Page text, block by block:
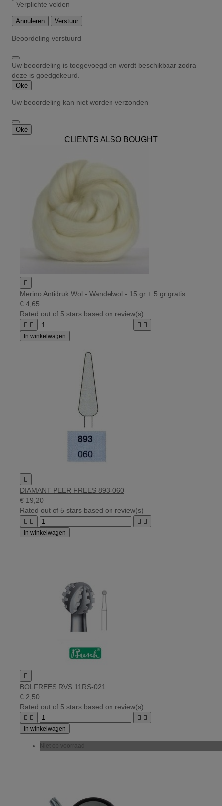
* Verplichte velden
Annuleren Verstuur
Beoordeling verstuurd
Uw beoordeling is toegevoegd en wordt beschikbaar zodra
deze is goedgekeurd.
Oké
Uw beoordeling kan niet worden verzonden
Oké
CLIENTS ALSO BOUGHT

Merino Antidruk Wol - Wandelwol - 15 gr + 5 gr gratis
€ 4,65
Rated out of 5 stars based on review(s)
   
In winkelwagen

DIAMANT PEER FREES 893-060
€ 19,20
Rated out of 5 stars based on review(s)
   
In winkelwagen

BOLFREES RVS 11RS-021
€ 2,50
Rated out of 5 stars based on review(s)
   
In winkelwagen
Niet op voorraad